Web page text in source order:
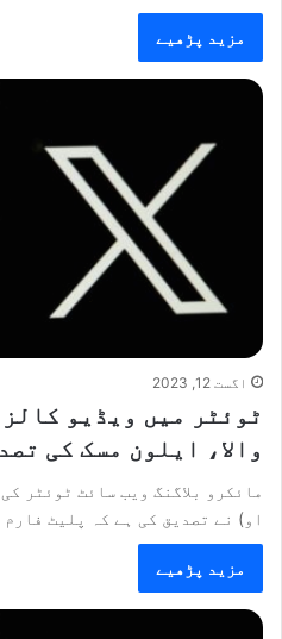
مزید پڑھیے
اگست 12, 2023
ٹوئٹر میں ویڈیو
والا، ایلون مسک کی
مائکرو بلاگنگ ویب سائٹ ٹوئٹر
او) نے تصدیق کی ہے کہ پلیٹ
مزید پڑھیے